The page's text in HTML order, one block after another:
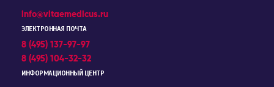
info@vitaemedicus.ru
ЭЛЕКТРОННАЯ ПОЧТА
8 (495) 137-97-97
8 (495) 104-32-32
ИНФОРМАЦИОННЫЙ ЦЕНТР